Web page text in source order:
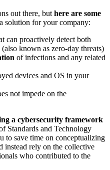
out there, buthere are some
solution for your company:
can proactively detect both
known as zero-day threats)
of infections and any related
devices and OS in your
not impede on the
a cybersecurity framework
Standards and Technology
save time on conceptualizing
instead rely on the collective
who contributed to the